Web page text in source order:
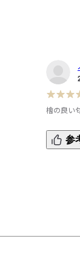
がある方
。
檜の良い
健康安
檜の良
参